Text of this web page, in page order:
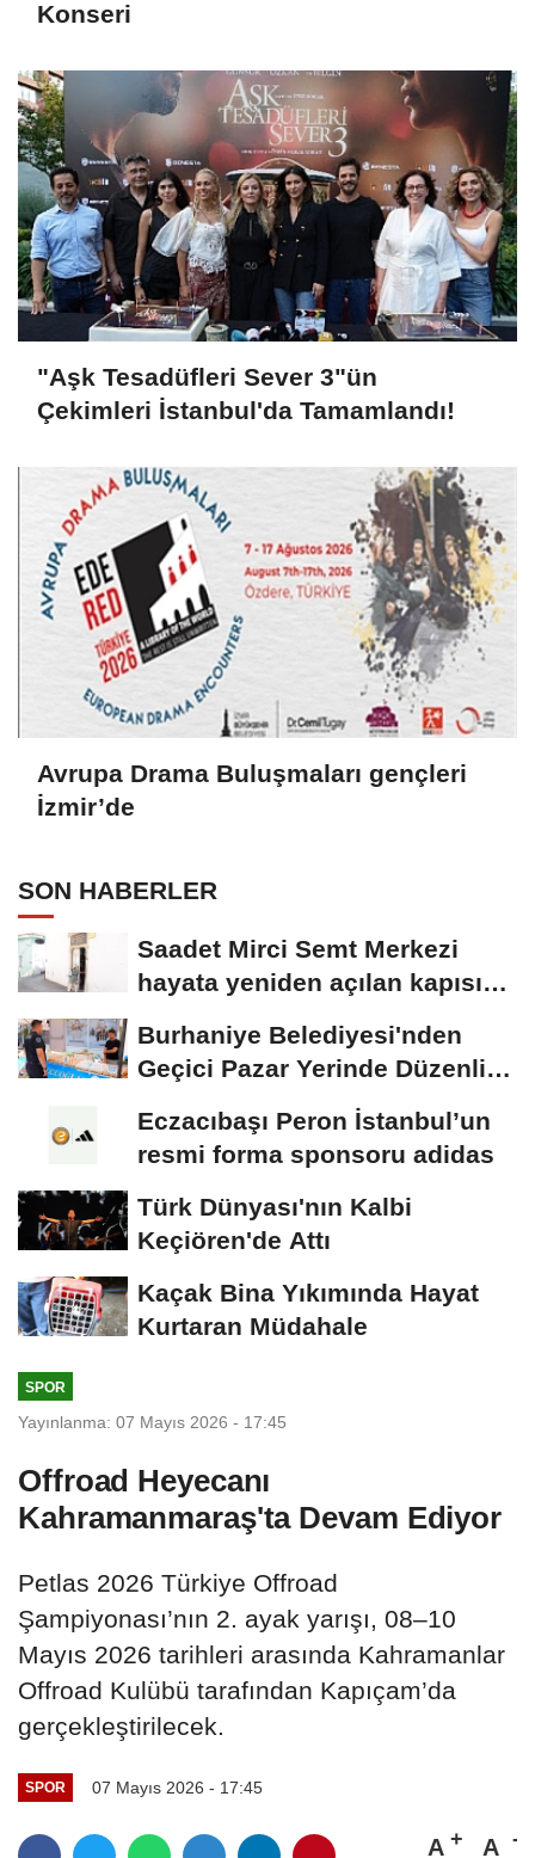
Konseri
"Aşk Tesadüfleri Sever 3"ün
Çekimleri İstanbul'da Tamamlandı!
Avrupa Drama Buluşmaları gençleri
İzmir’de
SON HABERLER
Saadet Mirci Semt Merkezi
hayata yeniden açılan kapısı
Burhaniye Belediyesi'nden
Geçici Pazar Yerinde Düzenli
Eczacıbaşı Peron İstanbul’un
resmi forma sponsoru adidas
Türk Dünyası'nın Kalbi
Keçiören'de Attı
Kaçak Bina Yıkımında Hayat
Kurtaran Müdahale
SPOR
Yayınlanma: 07 Mayıs 2026 - 17:45
Offroad Heyecanı
Kahramanmaraş'ta Devam Ediyor
Petlas 2026 Türkiye Offroad
Şampiyonası’nın 2. ayak yarışı, 08–10
Mayıs 2026 tarihleri arasında Kahramanlar
Offroad Kulübü tarafından Kapıçam’da
gerçekleştirilecek.
SPOR 07 Mayıs 2026 - 17:45
A A